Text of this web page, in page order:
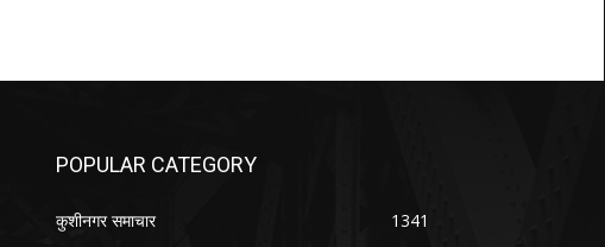
POPULAR CATEGORY
कुशीनगर समाचार
1341